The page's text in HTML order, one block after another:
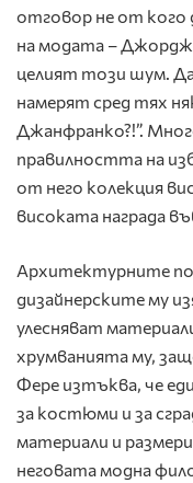
отговор не от кого
на модата –
целият този шум.
намерят сред тях
Джанфранко?!”.
правилността на
от него колекция
високата награда
Архитектурните
дизайнерските му
улесняват
хрумванията му,
Фере изтъква, че
за костюми и за
материали и
неговата модна